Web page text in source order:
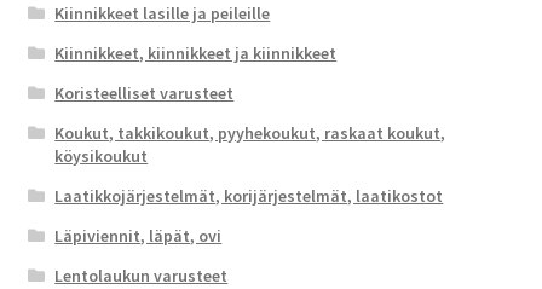
Kiinnikkeet lasille ja peileille
Kiinnikkeet, kiinnikkeet ja kiinnikkeet
Koristeelliset varusteet
Koukut, takkikoukut, pyyhekoukut, raskaat koukut,
köysikoukut
Laatikkojärjestelmät, korijärjestelmät, laatikostot
Läpiviennit, läpät, ovi
Lentolaukun varusteet